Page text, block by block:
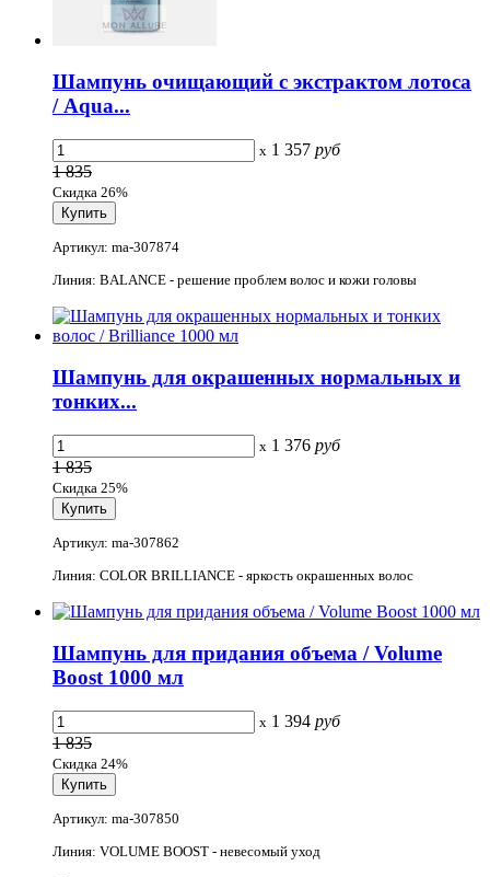
Шампунь очищающий с экстрактом лотоса
/ Aqua...
x 1 357 руб
1 835
Скидка 26%
Артикул: ma-307874
Линия: BALANCE - решение проблем волос и кожи головы
Шампунь для окрашенных нормальных и
тонких...
x 1 376 руб
1 835
Скидка 25%
Артикул: ma-307862
Линия: COLOR BRILLIANCE - яркость окрашенных волос
Шампунь для придания объема / Volume
Boost 1000 мл
x 1 394 руб
1 835
Скидка 24%
Артикул: ma-307850
Линия: VOLUME BOOST - невесомый уход